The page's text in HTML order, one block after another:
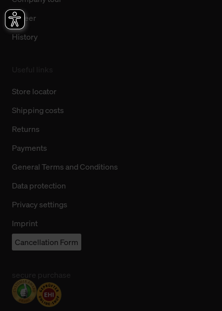
Career
History
Store locator
Shipping costs
Returns
Payments
General Terms and Conditions
Data protection
Privacy settings
Imprint
Cancellation Form